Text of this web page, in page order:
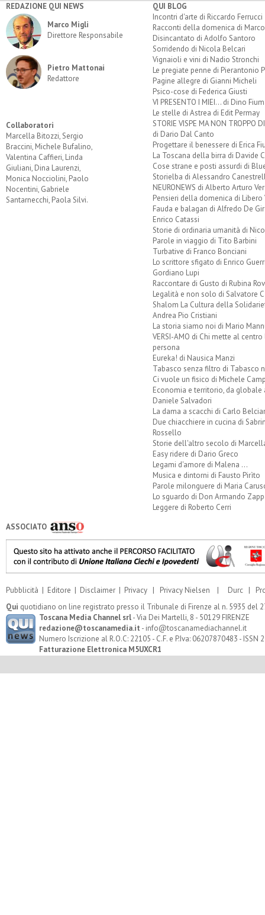
REDAZIONE QUI NEWS
Marco Migli
Direttore Responsabile
Pietro Mattonai
Redattore
Collaboratori
Marcella Bitozzi, Sergio
Braccini, Michele Bufalino,
Valentina Caffieri, Linda
Giuliani, Dina Laurenzi,
Monica Nocciolini, Paolo
Nocentini, Gabriele
Santarnecchi, Paola Silvi.
QUI BLOG
Incontri d'arte di Riccardo Ferrucci
Racconti della domenica di
Disincantato di Adolfo Santoro
Sorridendo di Nicola Belcari
Vignaioli e vini di Nadio Stronchi
Le pregiate penne di Pierantonio
Pagine allegre di Gianni Micheli
Psico-cose di Federica Giusti
VI PRESENTO I MIEI... di Dino
Le stelle di Astrea di Edit Permay
STORIE VISPE MA NON TROPPO
di Dario Dal Canto
Progettare il benessere di Erica
La Toscana della birra di Davide
Cose strane e posti assurdi di
Storielba di Alessandro
NEURONEWS di Alberto Arturo
Pensieri della domenica di Libero
Fauda e balagan di Alfredo De
Enrico Catassi
Storie di ordinaria umanità di
Parole in viaggio di Tito Barbini
Turbative di Franco Bonciani
Lo scrittore sfigato di Enrico
Gordiano Lupi
Raccontare di Gusto di Rubina
Legalità e non solo di Salvatore
Shalom La Cultura della
Andrea Pio Cristiani
La storia siamo noi di Mario
VERSI-AMO di Chi mette al centro
persona
Eureka! di Nausica Manzi
Tabasco senza filtro di Tabasco
Ci vuole un fisico di Michele
Economia e territorio, da globale
Daniele Salvadori
La dama a scacchi di Carlo
Due chiacchiere in cucina di
Rossello
Storie dell'altro secolo di
Easy ridere di Dario Greco
Legami d'amore di Malena ...
Musica e dintorni di Fausto Pirìto
Parole milonguere di Maria
Lo sguardo di Don Armando
Leggere di Roberto Cerri
ASSOCIATO
Pubblicità | Editore | Disclaimer | Privacy | Privacy Nielsen | Durc |
Qui quotidiano on line registrato presso il Tribunale di Firenze al n. 5935 del
Toscana Media Channel srl- Via Dei Martelli, 8 - 50129 FIRENZE
redazione@toscanamedia.it - info@toscanamediachannel.it
Numero Iscrizione al R.O.C: 22105 - C.F. e P.Iva: 06207870483 - ISSN
Fatturazione Elettronica M5UXCR1